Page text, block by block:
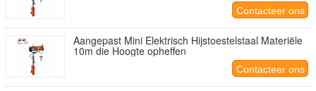
Contacteer ons
Aangepast Mini Elektrisch Hijstoestelstaal Materiële
10m die Hoogte opheffen
Contacteer ons